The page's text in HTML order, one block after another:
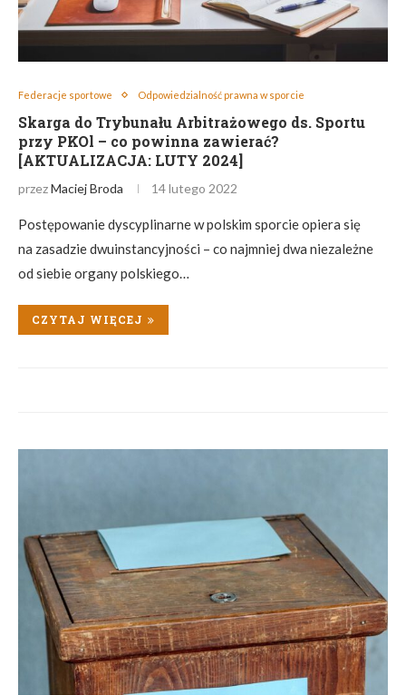
Federacje sportowe Odpowiedzialność prawna w sporcie
Skarga do Trybunału Arbitrażowego ds. Sportu
przy PKOl – co powinna zawierać?
[AKTUALIZACJA: LUTY 2024]
przezMaciej Broda 14 lutego 2022
Postępowanie dyscyplinarne w polskim sporcie opiera się
na zasadzie dwuinstancyjności – co najmniej dwa niezależne
od siebie organy polskiego…
CZYTAJ WIĘCEJ